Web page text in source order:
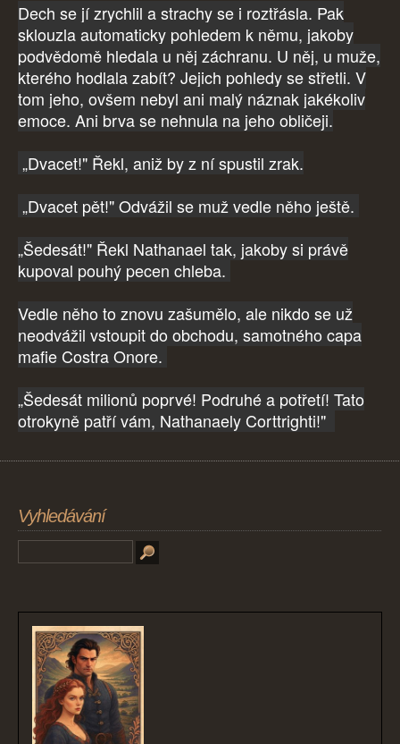
Dech se jí zrychlil a strachy se i roztřásla. Pak
sklouzla automaticky pohledem k němu, jakoby
podvědomě hledala u něj záchranu. U něj, u muže,
kterého hodlala zabít? Jejich pohledy se střetli. V
tom jeho, ovšem nebyl ani malý náznak jakékoliv
emoce. Ani brva se nehnula na jeho obličeji.
„Dvacet!" Řekl, aniž by z ní spustil zrak.
„Dvacet pět!" Odvážil se muž vedle něho ještě.
„Šedesát!" Řekl Nathanael tak, jakoby si právě
kupoval pouhý pecen chleba.
Vedle něho to znovu zašumělo, ale nikdo se už
neodvážil vstoupit do obchodu, samotného capa
mafie Costra Onore.
„Šedesát milionů poprvé! Podruhé a potřetí! Tato
otrokyně patří vám, Nathanaely Corttrighti!"
Vyhledávání